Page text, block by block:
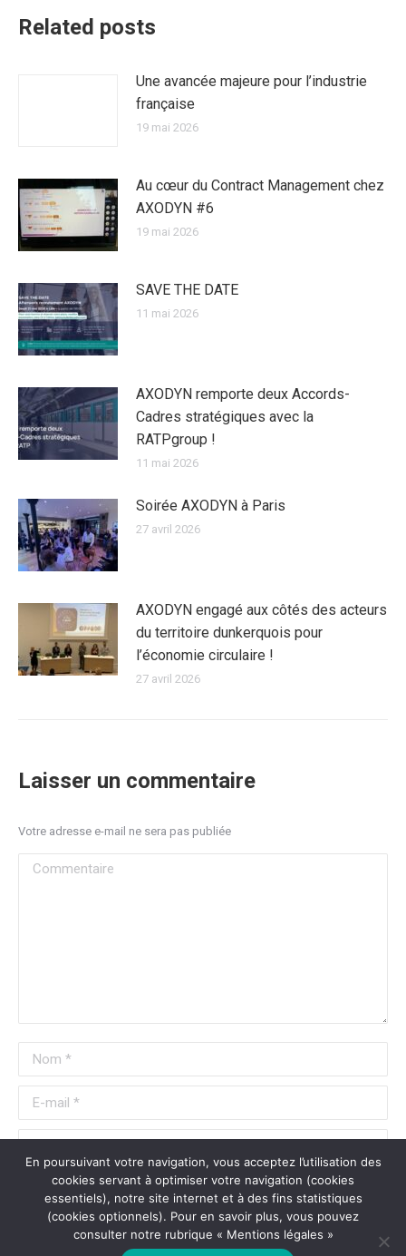
Related posts
Une avancée majeure pour l’industrie
française
19 mai 2026
Au cœur du Contract Management chez
AXODYN #6
19 mai 2026
SAVE THE DATE
11 mai 2026
AXODYN remporte deux Accords-
Cadres stratégiques avec la
RATPgroup !
11 mai 2026
Soirée AXODYN à Paris
27 avril 2026
AXODYN engagé aux côtés des acteurs
du territoire dunkerquois pour
l’économie circulaire !
27 avril 2026
Laisser un commentaire
Votre adresse e-mail ne sera pas publiée
Commentaire
Nom *
E-mail *
Site Web
Enregistrez mon nom, mon e-mail et mon site Web dans ce
navigateur pour la prochaine fois que je commenterai.
En poursuivant votre navigation, vous acceptez l’utilisation des
cookies servant à optimiser votre navigation (cookies
essentiels), notre site internet et à des fins statistiques
(cookies optionnels). Pour en savoir plus, vous pouvez
consulter notre rubrique « Mentions légales »